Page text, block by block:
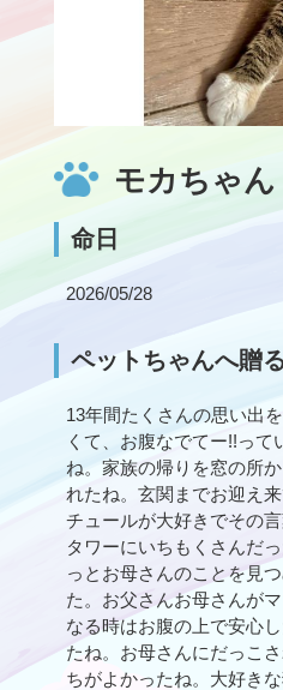
モカちゃん
命日
2026/05/28
ペットちゃんへ贈
13年間たくさんの思い出
くて、お腹なでてー!!って
ね。家族の帰りを窓の所
れたね。玄関までお迎え
チュールが大好きでその
タワーにいちもくさんだ
っとお母さんのことを見
た。お父さんお母さんが
なる時はお腹の上で安心
たね。お母さんにだっこ
ちがよかったね。大好き